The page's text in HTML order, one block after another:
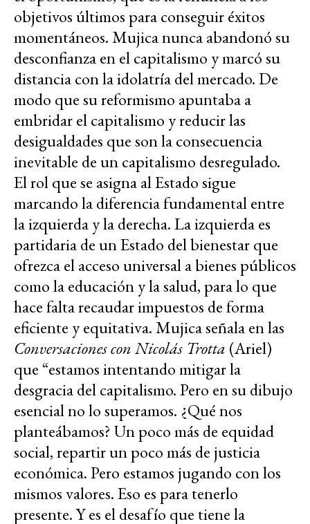
objetivos últimos para conseguir éxitos
momentáneos. Mujica nunca abandonó su
desconfianza en el capitalismo y marcó su
distancia con la idolatría del mercado. De
modo que su reformismo apuntaba a
embridar el capitalismo y reducir las
desigualdades que son la consecuencia
inevitable de un capitalismo desregulado.
El rol que se asigna al Estado sigue
marcando la diferencia fundamental entre
la izquierda y la derecha. La izquierda es
partidaria de un Estado del bienestar que
ofrezca el acceso universal a bienes públicos
como la educación y la salud, para lo que
hace falta recaudar impuestos de forma
eficiente y equitativa. Mujica señala en las
Conversaciones con Nicolás Trotta (Ariel)
que “estamos intentando mitigar la
desgracia del capitalismo. Pero en su dibujo
esencial no lo superamos. ¿Qué nos
planteábamos? Un poco más de equidad
social, repartir un poco más de justicia
económica. Pero estamos jugando con los
mismos valores. Eso es para tenerlo
presente. Y es el desafío que tiene la